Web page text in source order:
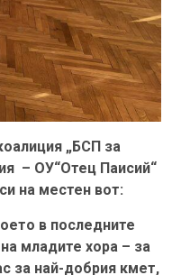
„БСП за
– ОУ“Отец Паисий“
на местен вот:
в последните
младите хора – за
за най-добрия кмет,